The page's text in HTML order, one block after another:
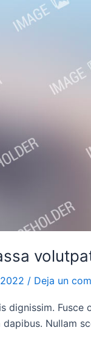
/ Deja un
dignissim.
Nullam